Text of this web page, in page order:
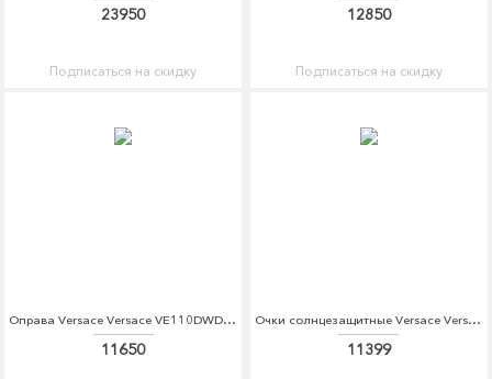
23950
Подписаться на скидку
12850
Подписаться на скидку
Оправа Versace Versace VE110DWDBEE0
11650
Очки солнцезащитные Versace Versace VE110DWZAY36
11399